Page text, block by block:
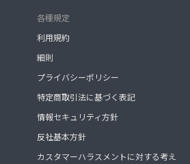
各種規定
利用規約
細則
プライバシーポリシー
特定商取引法に基づく表記
情報セキュリティ方針
反社基本方針
カスタマーハラスメントに対する考え